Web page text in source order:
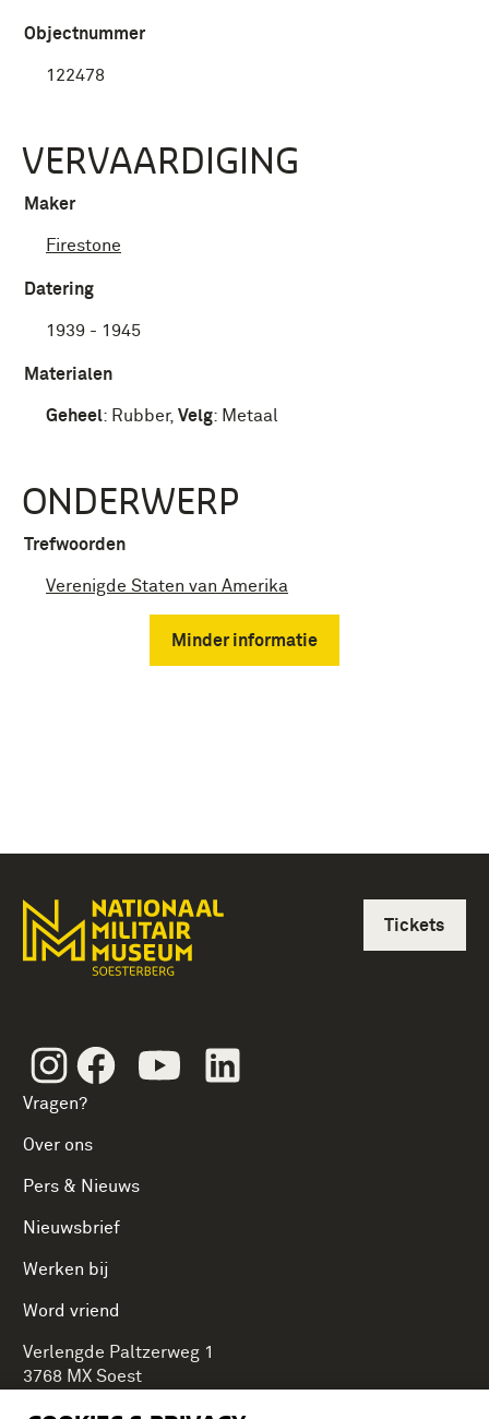
Objectnummer
122478
VERVAARDIGING
Maker
Firestone
Datering
1939 - 1945
Materialen
Geheel: Rubber, Velg: Metaal
ONDERWERP
Trefwoorden
Verenigde Staten van Amerika
Minder informatie
InstagramFacebookYoutube
Vragen?
Over ons
Pers & Nieuws
Nieuwsbrief
Werken bij
Word vriend
Tickets
Verlengde Paltzerweg 1
3768 MX Soest